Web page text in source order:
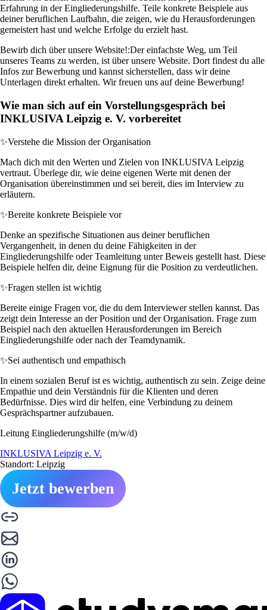
Erfahrung in der Eingliederungshilfe. Teile konkrete Beispiele aus
deiner beruflichen Laufbahn, die zeigen, wie du Herausforderungen
gemeistert hast und welche Erfolge du erzielt hast.
Bewirb dich über unsere Website!:Der einfachste Weg, um Teil
unseres Teams zu werden, ist über unsere Website. Dort findest du alle
Infos zur Bewerbung und kannst sicherstellen, dass wir deine
Unterlagen direkt erhalten. Wir freuen uns auf deine Bewerbung!
Wie man sich auf ein Vorstellungsgespräch bei
INKLUSIVA Leipzig e. V. vorbereitet
✨Verstehe die Mission der Organisation
Mach dich mit den Werten und Zielen von INKLUSIVA Leipzig
vertraut. Überlege dir, wie deine eigenen Werte mit denen der
Organisation übereinstimmen und sei bereit, dies im Interview zu
erläutern.
✨Bereite konkrete Beispiele vor
Denke an spezifische Situationen aus deiner beruflichen
Vergangenheit, in denen du deine Fähigkeiten in der
Eingliederungshilfe oder Teamleitung unter Beweis gestellt hast. Diese
Beispiele helfen dir, deine Eignung für die Position zu verdeutlichen.
✨Fragen stellen ist wichtig
Bereite einige Fragen vor, die du dem Interviewer stellen kannst. Das
zeigt dein Interesse an der Position und der Organisation. Frage zum
Beispiel nach den aktuellen Herausforderungen im Bereich
Eingliederungshilfe oder nach der Teamdynamik.
✨Sei authentisch und empathisch
In einem sozialen Beruf ist es wichtig, authentisch zu sein. Zeige deine
Empathie und dein Verständnis für die Klienten und deren
Bedürfnisse. Dies wird dir helfen, eine Verbindung zu deinem
Gesprächspartner aufzubauen.
Leitung Eingliederungshilfe (m/w/d)
INKLUSIVA Leipzig e. V.
Standort: Leipzig
Jetzt bewerben